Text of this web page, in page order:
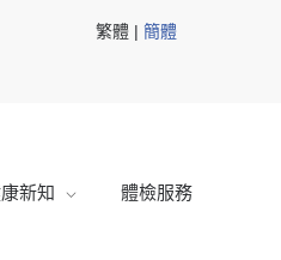
繁體 | 簡體
新知 體檢服務